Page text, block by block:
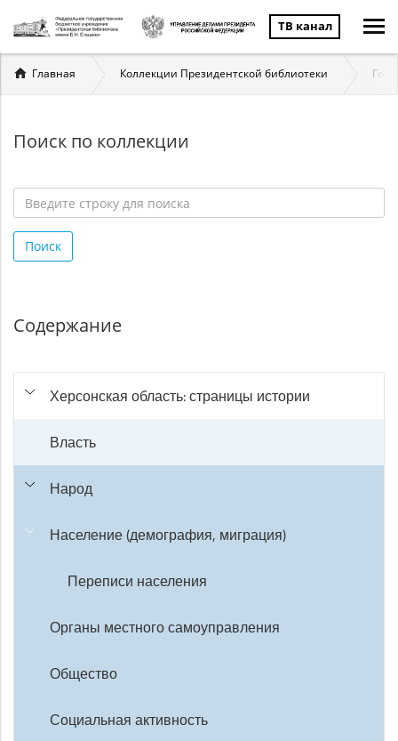
ТВ канал
Вы
здесь
Главная Коллекции Президентской библиотеки
Поиск по коллекции
строку
для
Поиск
Содержание
Херсонская область: страницы истории
Власть
Народ
Население (демография, миграция)
Переписи населения
Органы местного самоуправления
Общество
Социальная активность